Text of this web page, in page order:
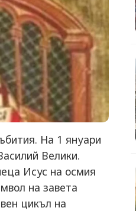
На 1 януари
Велики.
Исус на осмия
на завета
цикъл на